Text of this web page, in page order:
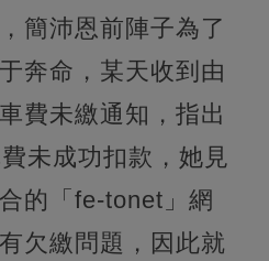
簡沛恩前陣子為了
奔命，某天收到由
費未繳通知，指出
未成功扣款，她見
的「fe-tonet」網
欠繳問題，因此就